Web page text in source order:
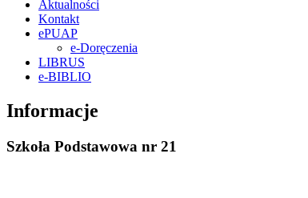
Aktualności
Kontakt
ePUAP
e-Doręczenia
LIBRUS
e-BIBLIO
Informacje
Szkoła Podstawowa nr 21